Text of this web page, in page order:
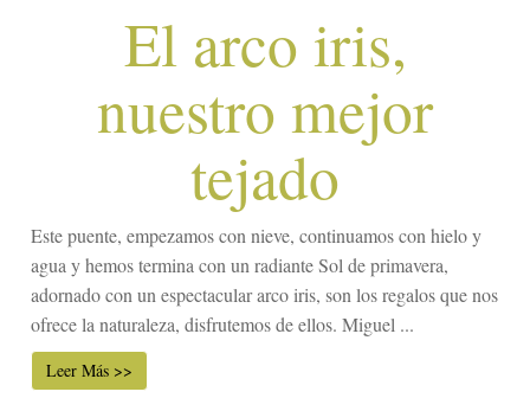
El arco iris,
nuestro mejor
tejado
Este puente, empezamos con nieve, continuamos con hielo y
agua y hemos termina con un radiante Sol de primavera,
adornado con un espectacular arco iris, son los regalos que nos
ofrece la naturaleza, disfrutemos de ellos. Miguel ...
Leer Más >>